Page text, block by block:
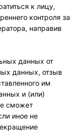
к лицу,
контроля за
направив
данных от
данных, отзыв
им
и (или)
сможет
иное не